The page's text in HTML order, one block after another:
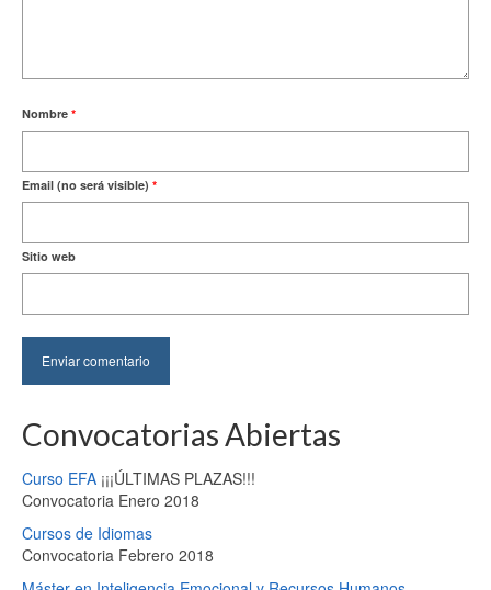
Nombre *
Email (no será visible) *
Sitio web
Convocatorias Abiertas
Curso EFA ¡¡¡ÚLTIMAS PLAZAS!!!
Convocatoria Enero 2018
Cursos de Idiomas
Convocatoria Febrero 2018